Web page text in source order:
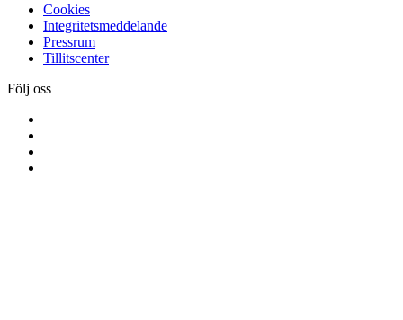
Cookies
Integritetsmeddelande
Pressrum
Tillitscenter
Följ oss